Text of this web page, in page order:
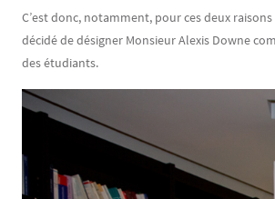
C’est donc, notamment, pour ces deux
décidé de désigner Monsieur Alexis Downe
des étudiants.